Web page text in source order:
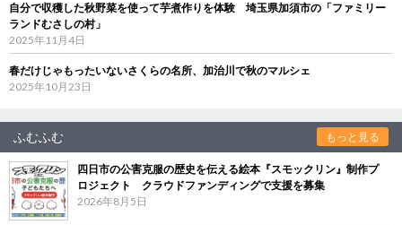
自分で収穫した秋野菜を使って芋煮作りを体験 埼玉県加須市の「ファミリー
ランドむさしの村」
2025年11月4日
春だけじゃもったいないさくらの名所、加治川で秋のマルシェ
2025年10月23日
ふむふむ もっと見る
四日市の公害克服の歴史を伝える絵本『スモックリン』制作プ
ロジェクト クラウドファンディングで支援を募集
2026年8月5日